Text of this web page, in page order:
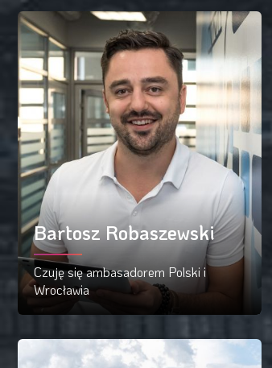
Czytaj więcej
Bartosz Robaszewski
Czuję się ambasadorem Polski i
Wrocławia
Czytaj więcej